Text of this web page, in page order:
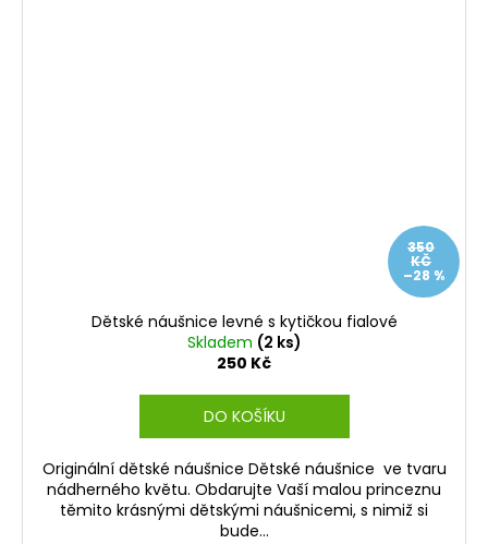
350
KČ
–28 %
Dětské náušnice levné s kytičkou fialové
Skladem (2 ks)
250 Kč
DO KOŠÍKU
Originální dětské náušnice Dětské náušnice ve tvaru
nádherného květu. Obdarujte Vaší malou princeznu
těmito krásnými dětskými náušnicemi, s nimiž si
bude...